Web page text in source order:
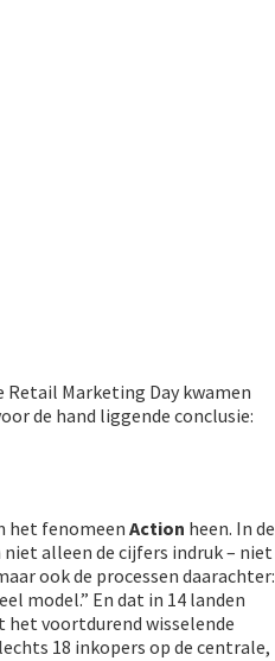
Marketing Day kwamen
de hand liggende conclusie:
het fenomeen Action heen. In de
alleen de cijfers indruk – niet
ook de processen daarachter:
model.” En dat in 14 landen
het voortdurend wisselende
18 inkopers op de centrale,